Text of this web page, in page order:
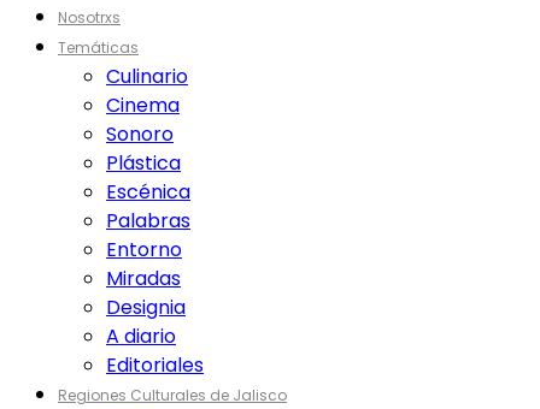
Nosotrxs
Temáticas
Culinario
Cinema
Sonoro
Plástica
Escénica
Palabras
Entorno
Miradas
Designia
A diario
Editoriales
Regiones Culturales de Jalisco